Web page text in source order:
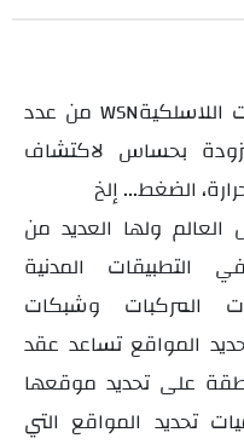
WSN من عدد
بحساس لاكتشاف
ولها العديد من
التطبيقات المدنية
المركبات وشبكات
المواقع تساعد عقد
على تحديد موقعها
تحديد المواقع التي